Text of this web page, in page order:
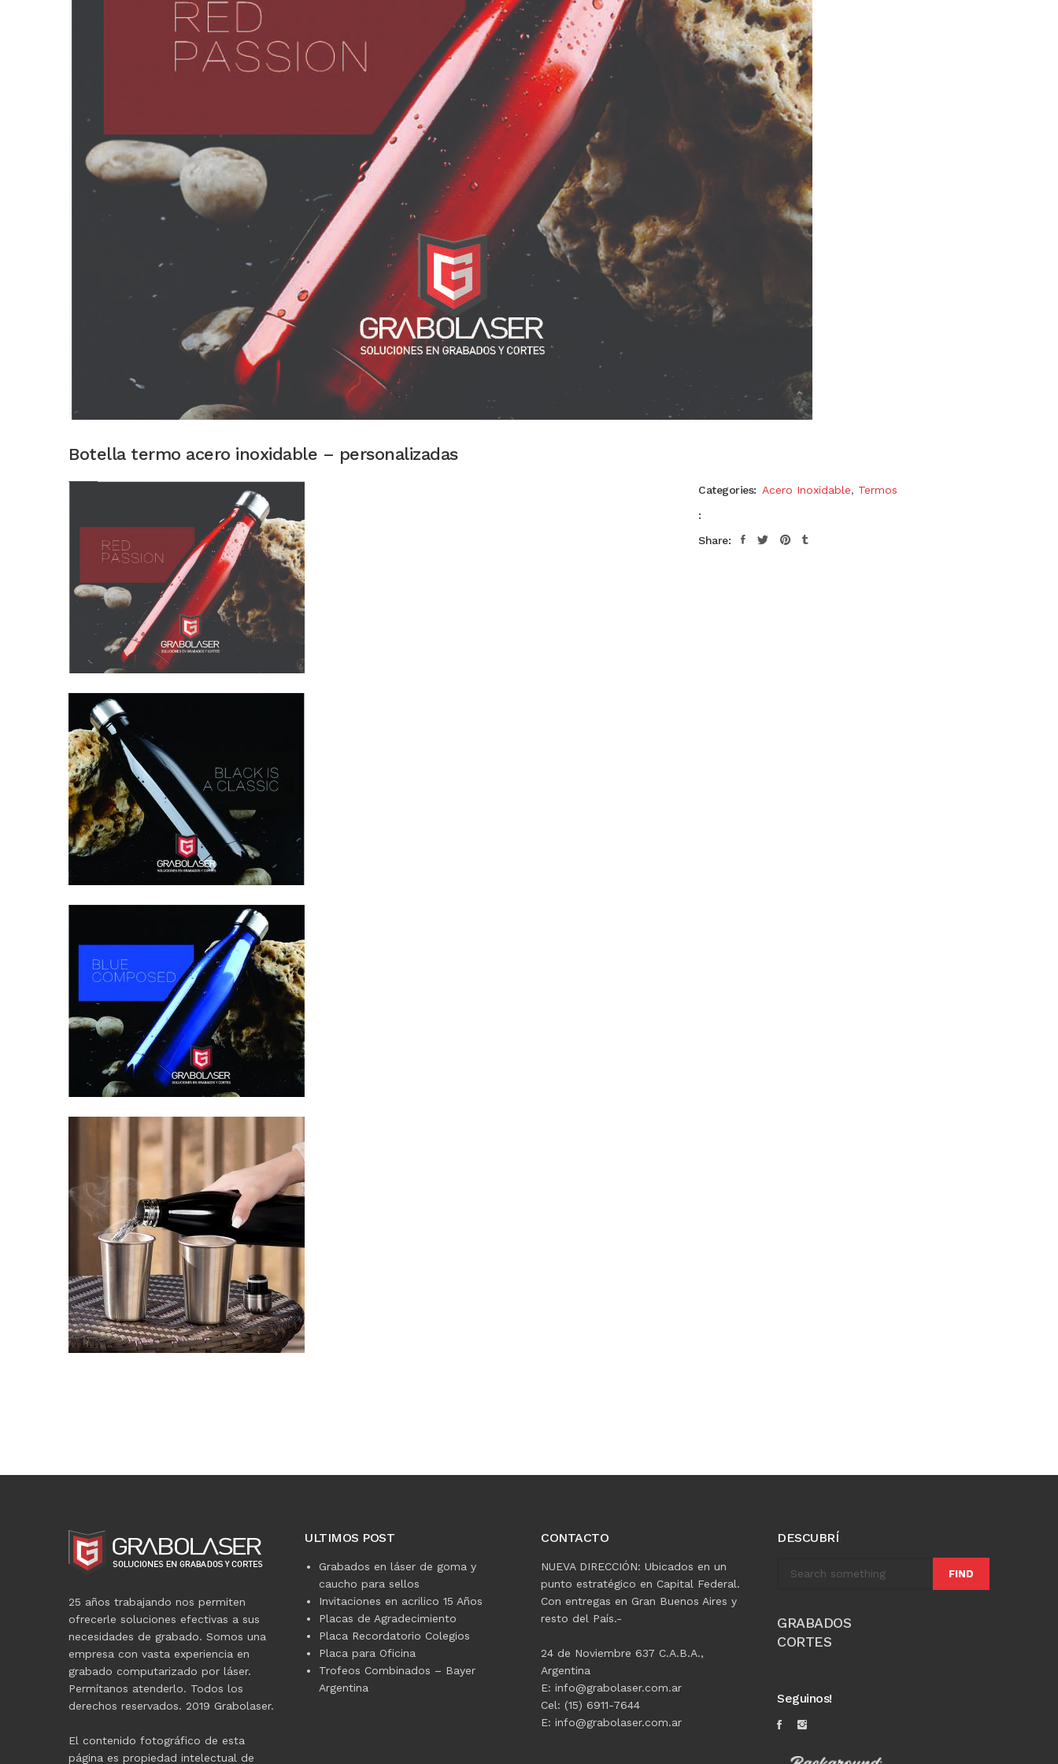
Botella termo acero inoxidable – personalizadas
Categories: Acero Inoxidable, Termos
:
Share:
25 años trabajando nos permiten
ofrecerle soluciones efectivas a sus
necesidades de grabado. Somos una
empresa con vasta experiencia en
grabado computarizado por láser.
Permítanos atenderlo. Todos los
derechos reservados. 2019 Grabolaser.
El contenido fotográfico de esta
página es propiedad intelectual de
ULTIMOS POST
Grabados en láser de goma y
caucho para sellos
Invitaciones en acrilico 15 Años
Placas de Agradecimiento
Placa Recordatorio Colegios
Placa para Oficina
Trofeos Combinados – Bayer
Argentina
CONTACTO
NUEVA DIRECCIÓN: Ubicados en un
punto estratégico en Capital Federal.
Con entregas en Gran Buenos Aires y
resto del País.-
24 de Noviembre 637 C.A.B.A.,
Argentina
E: info@grabolaser.com.ar
Cel: (15) 6911-7644
E: info@grabolaser.com.ar
DESCUBRÍ
FIND
GRABADOS
CORTES
Seguinos!